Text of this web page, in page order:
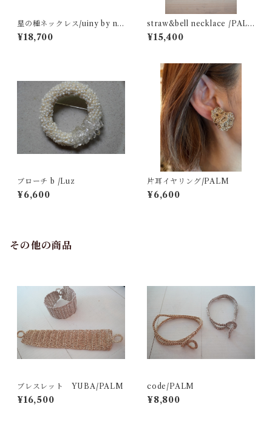
星の種ネックレス/uiny by na
kamurayui
¥18,700
straw&bell necklace /PAL
M
¥15,400
ブローチ b /Luz
¥6,600
片耳イヤリング/PALM
¥6,600
その他の商品
ブレスレット YUBA/PALM
¥16,500
code/PALM
¥8,800